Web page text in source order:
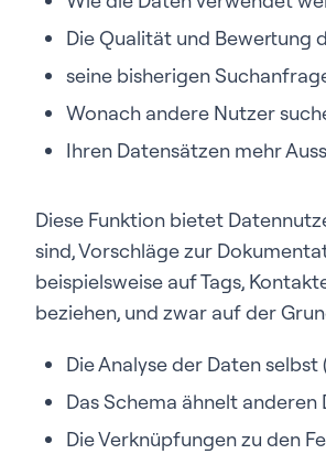
Die Qualität und Bewertung
seine bisherigen
Wonach andere Nutzer
Ihren Datensätzen mehr
Diese Funktion bietet
sind, Vorschläge zur
beispielsweise auf Tags,
beziehen, und zwar auf der
Die Analyse der Daten selbst
Das Schema ähnelt anderen
Die Verknüpfungen zu den